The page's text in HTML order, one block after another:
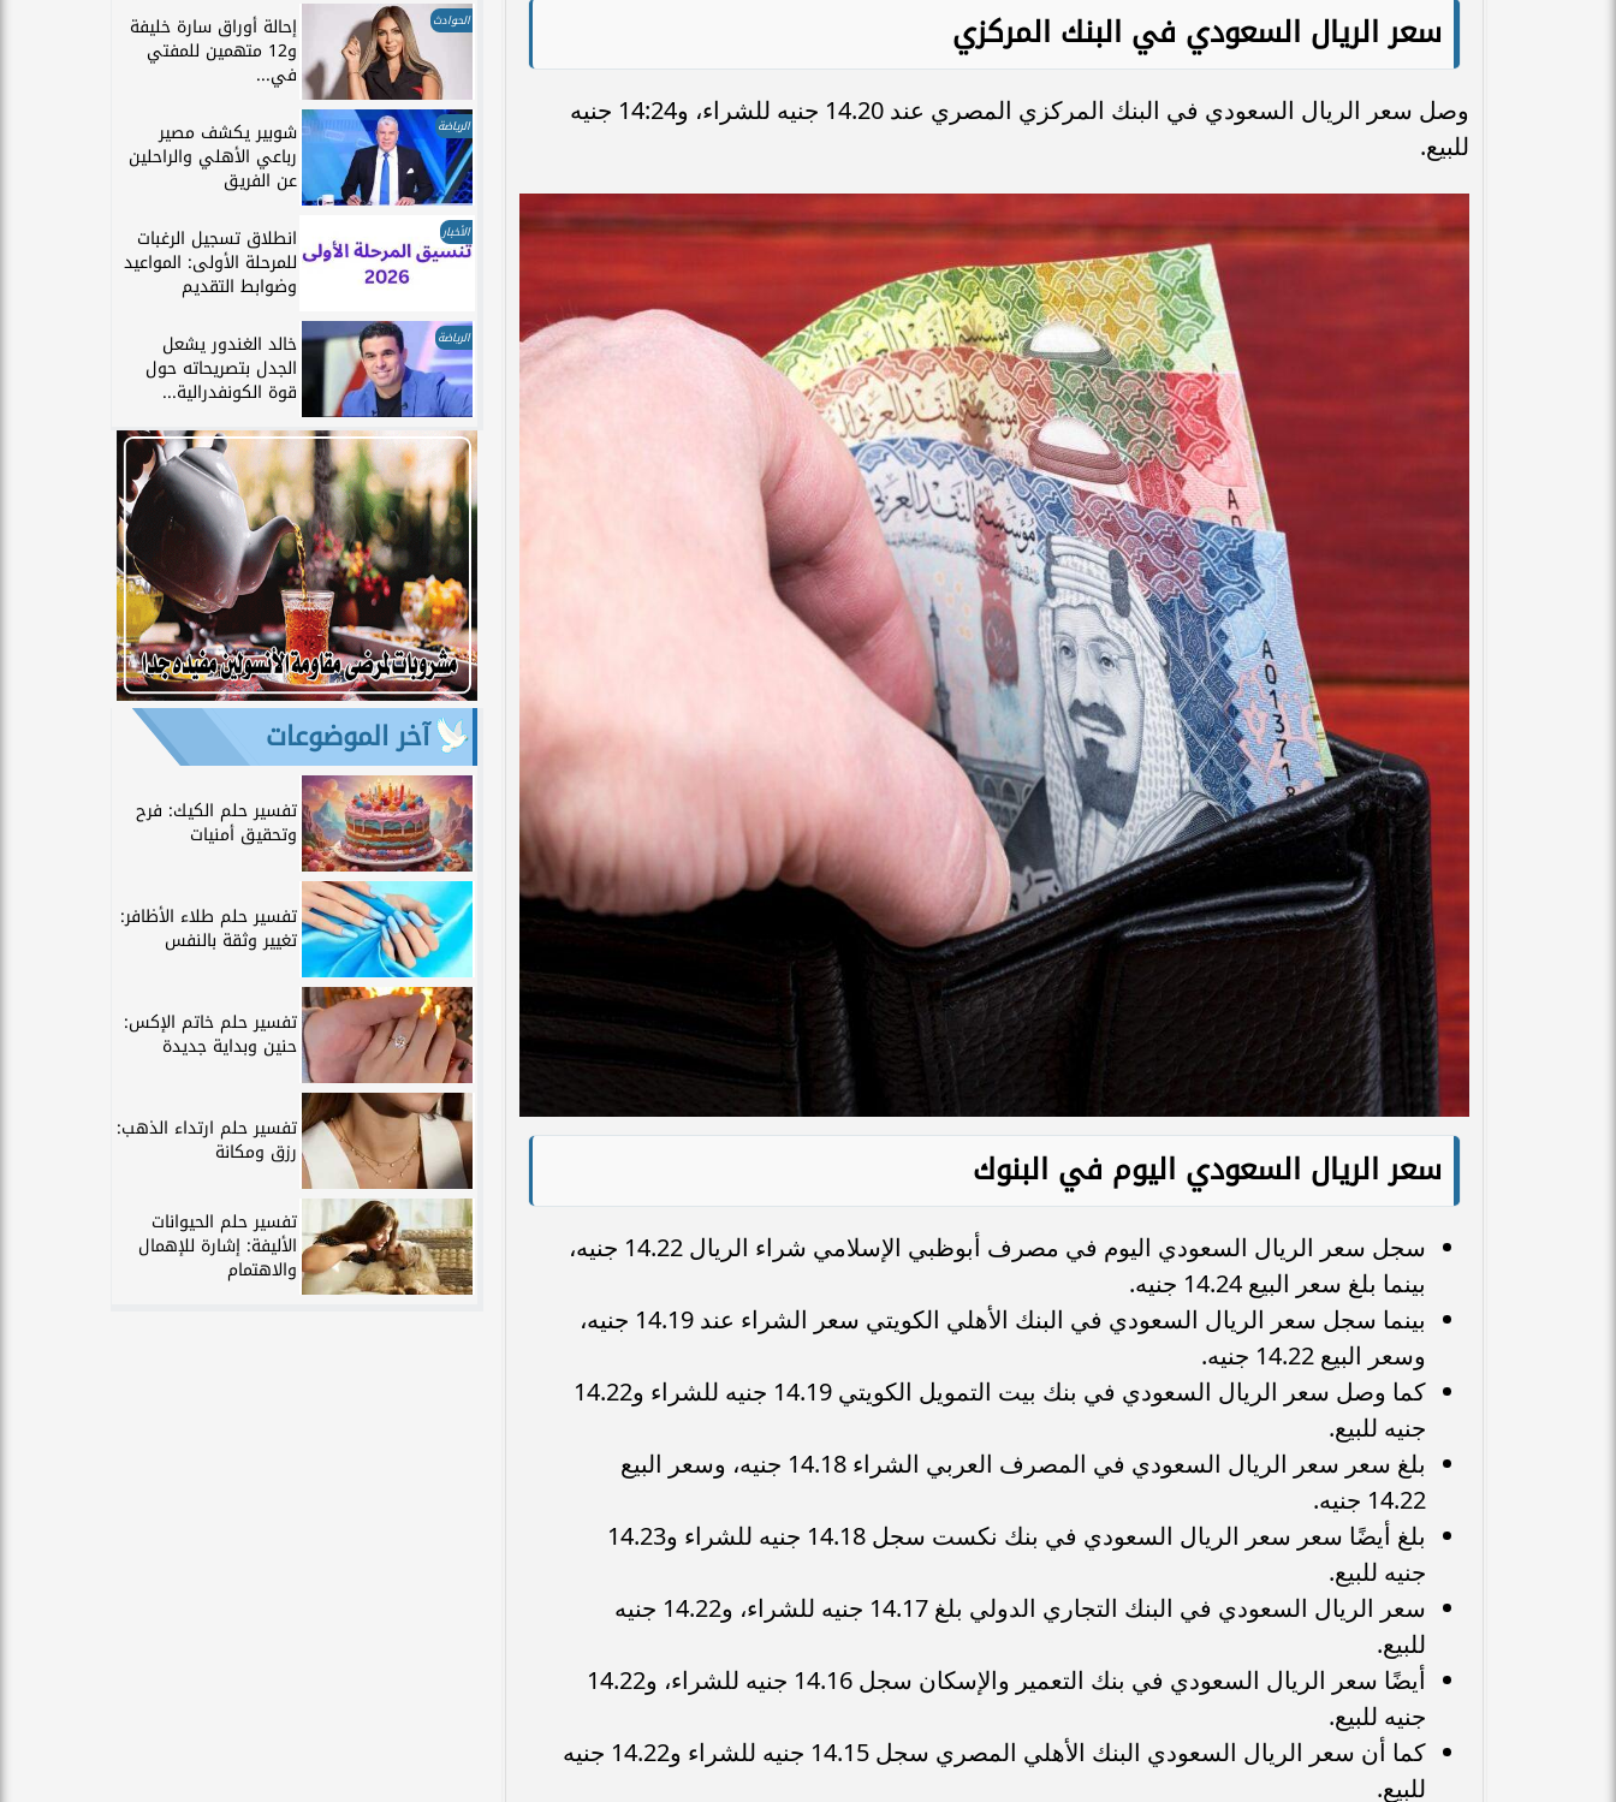
سعر الريال السعودي في البنك المركزي
وصل سعر الريال السعودي في البنك المركزي المصري عند 14.20 جنيه للشراء، و14:24 جنيه
للبيع.
سعر الريال السعودي اليوم في البنوك
سجل سعر الريال السعودي اليوم في مصرف أبوظبي الإسلامي شراء الريال 14.22 جنيه،
بينما بلغ سعر البيع 14.24 جنيه.
بينما سجل سعر الريال السعودي في البنك الأهلي الكويتي سعر الشراء عند 14.19 جنيه،
وسعر البيع 14.22 جنيه.
كما وصل سعر الريال السعودي في بنك بيت التمويل الكويتي 14.19 جنيه للشراء و14.22
جنيه للبيع.
بلغ سعر سعر الريال السعودي في المصرف العربي الشراء 14.18 جنيه، وسعر البيع
14.22 جنيه.
بلغ أيضًا سعر سعر الريال السعودي في بنك نكست سجل 14.18 جنيه للشراء و14.23
جنيه للبيع.
سعر الريال السعودي في البنك التجاري الدولي بلغ 14.17 جنيه للشراء، و14.22 جنيه
للبيع.
أيضًا سعر الريال السعودي في بنك التعمير والإسكان سجل 14.16 جنيه للشراء، و14.22
جنيه للبيع.
كما أن سعر الريال السعودي البنك الأهلي المصري سجل 14.15 جنيه للشراء و14.22 جنيه
للبيع.
الحوادث إحالة أوراق سارة خليفة
و12 متهمين للمفتي
في...
الرياضة شوبير يكشف مصير
رباعي الأهلي والراحلين
عن الفريق
الأخبار انطلاق تسجيل الرغبات
للمرحلة الأولى: المواعيد
وضوابط التقديم
الرياضة خالد الغندور يشعل
الجدل بتصريحاته حول
قوة الكونفدرالية...
آخر الموضوعات
تفسير حلم الكيك: فرح
وتحقيق أمنيات
تفسير حلم طلاء الأظافر:
تغيير وثقة بالنفس
تفسير حلم خاتم الإكس:
حنين وبداية جديدة
تفسير حلم ارتداء الذهب:
رزق ومكانة
تفسير حلم الحيوانات
الأليفة: إشارة للإهمال
والاهتمام